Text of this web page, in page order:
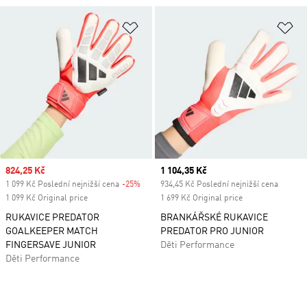
Sale price
824,25 Kč
1 099 Kč Poslední nejnižší cena -25% Discount
1 099 Kč Original price
RUKAVICE PREDATOR
GOALKEEPER MATCH
FINGERSAVE JUNIOR
Děti Performance
Current price
1 104,35 Kč
934,45 Kč Poslední nejnižší cena
1 699 Kč Original price
BRANKÁŘSKÉ RUKAVICE
PREDATOR PRO JUNIOR
Děti Performance